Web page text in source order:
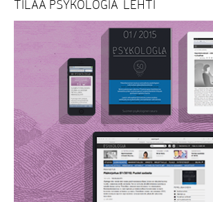
TILAA PSYKOLOGIA-LEHTI